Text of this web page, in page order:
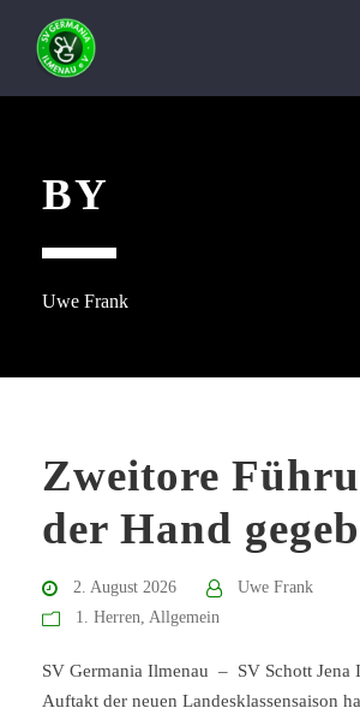
BY
Uwe Frank
Zweitore
der Hand
2. August 2026
Uwe Frank
1. Herren, Allgemein
SV Germania Ilmenau – SV Schott
Auftakt der neuen Landesklassensaison